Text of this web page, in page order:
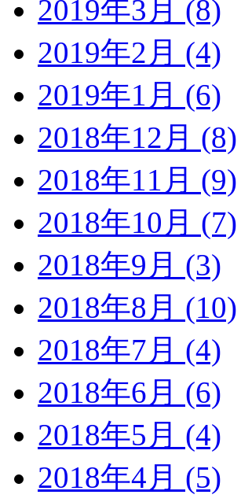
2019年3月 (8)
2019年2月 (4)
2019年1月 (6)
2018年12月 (8)
2018年11月 (9)
2018年10月 (7)
2018年9月 (3)
2018年8月 (10)
2018年7月 (4)
2018年6月 (6)
2018年5月 (4)
2018年4月 (5)